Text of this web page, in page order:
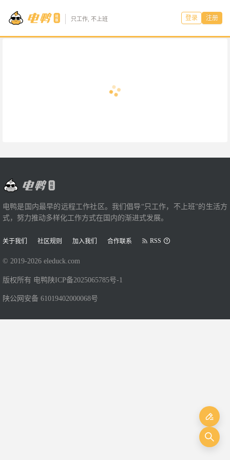
只工作, 不上班 登录 注册
电鸭是国内最早的远程工作社区。我们倡导“只工作，不上班”的生活方
式，努力推动多样化工作方式在国内的渐进式发展。
关于我们 社区规则 加入我们 合作联系 RSS
© 2019-2026 eleduck.com
版权所有 电鸭 陕ICP备2025065785号-1
陕公网安备 61019402000068号